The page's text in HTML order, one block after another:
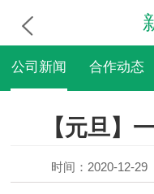
公司新闻 合作动态
【元旦】
时间：2020-12-29